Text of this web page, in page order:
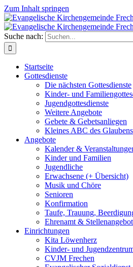
Zum Inhalt springen
Suche nach:
Startseite
Gottesdienste
Die nächsten Gottesdienste
Kinder- und
Jugendgottesdienste
Weitere Angebote
Gebete & Gebetsanliegen
Kleines ABC des Glaubens
Angebote
Kalender &
Kinder und Familien
Jugendliche
Erwachsene (+ Übersicht)
Musik und Chöre
Senioren
Konfirmation
Taufe, Trauung,
Ehrenamt &
Einrichtungen
Kita Löwenherz
Kinder- und
CVJM Frechen